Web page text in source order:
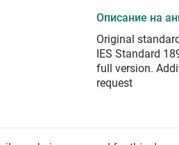
Описание на
Original
IES Standard
full version.
request